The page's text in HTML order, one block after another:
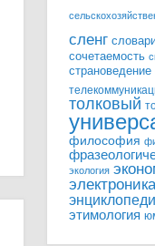
сленг
сочетаемость
страноведение
толковый
философия
экология
электроника
этимология